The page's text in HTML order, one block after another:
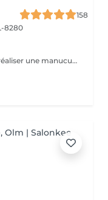
158
8280
Le remplissage consiste à retirer le gel, réaliser une manucure et poser de nouveau du gel. Veuillez noter qu'un supplément de 3 € sera ajouté si vous avez des ongles cassés. Si plus de 4 ongles sont cassés, le tarif d'une pose complète sera appliqué. Le prix étudiant est appliqué aux enfants des clientes habituelles.